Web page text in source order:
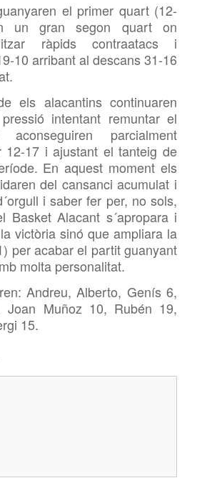
el primer quart (12-
un gran segon quart on
ràpids contraatacs i
10 arribant al descans 31-16
els alacantins continuaren
intentant remuntar el
parcialment
12-17 i ajustant el tanteig de
En aquest moment els
del cansanci acumulat i
i saber fer per, no sols,
Basket Alacant s´apropara i
victòria sinó que ampliara la
per acabar el partit guanyant
molta personalitat.
Andreu, Alberto, Genís 6,
Joan Muñoz 10, Rubén 19,
15.